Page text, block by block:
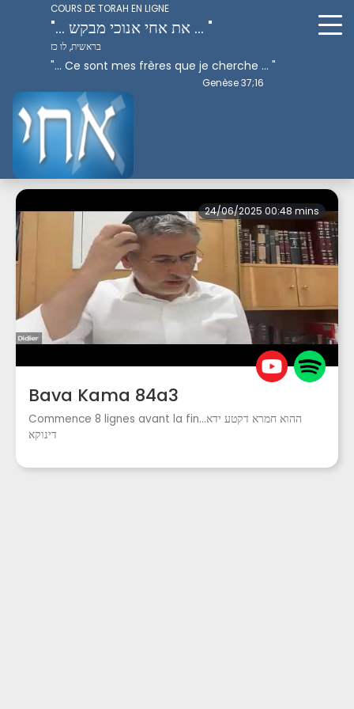
COURS DE TORAH EN LIGNE
"... את אחי אנוכי מבקש ... "
בראשית, לו כז
"... Ce sont mes frères que je cherche ... "
Genèse 37;16
Perek 8
24/06/2025 00:48 mins
Bava Kama 84a3
Commence 8 lignes avant la fin...ההוא חמרא דקטע ידא
דינוקא